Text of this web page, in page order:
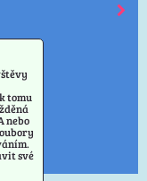
tomu
nebo
své